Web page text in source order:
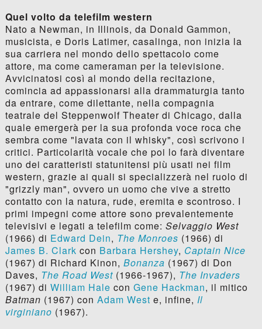
Quel volto da telefilm western
Nato a Newman, in Illinois, da Donald Gammon,
musicista, e Doris Latimer, casalinga, non inizia la
sua carriera nel mondo dello spettacolo come
attore, ma come cameraman per la televisione.
Avvicinatosi così al mondo della recitazione,
comincia ad appassionarsi alla drammaturgia tanto
da entrare, come dilettante, nella compagnia
teatrale del Steppenwolf Theater di Chicago, dalla
quale emergerà per la sua profonda voce roca che
sembra come "lavata con il whisky", così scrivono i
critici. Particolarità vocale che poi lo farà diventare
uno dei caratteristi statunitensi più usati nei film
western, grazie ai quali si specializzerà nel ruolo di
"grizzly man", ovvero un uomo che vive a stretto
contatto con la natura, rude, eremita e scontroso. I
primi impegni come attore sono prevalentemente
televisivi e legati a telefilm come: Selvaggio West
(1966) di Edward Dein, The Monroes (1966) di
James B. Clark con Barbara Hershey, Captain Nice
(1967) di Richard Kinon, Bonanza (1967) di Don
Daves, The Road West(1966-1967), The Invaders
(1967) di William Hale con Gene Hackman, il mitico
Batman (1967) con Adam West e, infine, Il
virginiano (1967).